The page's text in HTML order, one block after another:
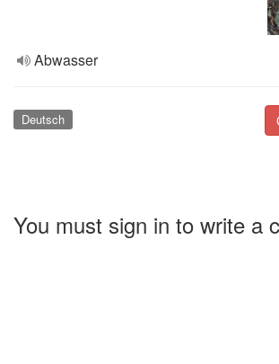
Abwasser
Deutsch
You must sign in to write a